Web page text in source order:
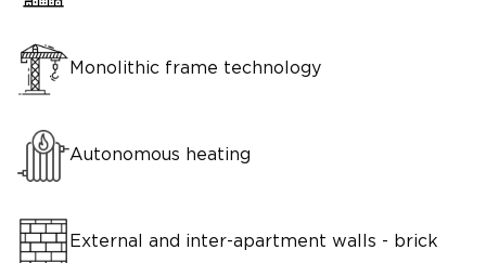
Monolithic frame technology
Autonomous heating
External and inter-apartment walls - brick